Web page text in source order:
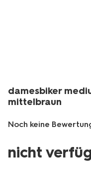
damesbiker
mittelbraun
Noch keine
de/damen-
herren/damen-
nicht